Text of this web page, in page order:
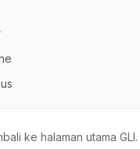
ke halaman utama GLI.